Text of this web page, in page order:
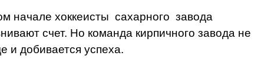
начале хоккеисты сахарного завода
счет. Но команда кирпичного завода не
и добивается успеха.